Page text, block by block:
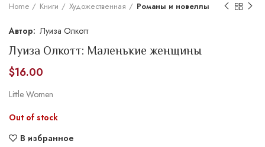
Home Книги Художественная Романы и новеллы
Луиза Олкотт
Луиза Олкотт: Маленькие женщины
$16.00
Little Women
Out of stock
В избранное